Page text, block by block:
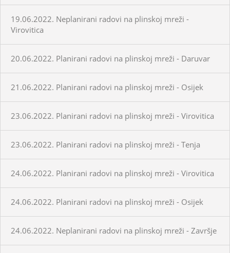
19.06.2022. Neplanirani radovi na plinskoj mreži -
Virovitica
20.06.2022. Planirani radovi na plinskoj mreži - Daruvar
21.06.2022. Planirani radovi na plinskoj mreži - Osijek
23.06.2022. Planirani radovi na plinskoj mreži - Virovitica
23.06.2022. Planirani radovi na plinskoj mreži - Tenja
24.06.2022. Planirani radovi na plinskoj mreži - Virovitica
24.06.2022. Planirani radovi na plinskoj mreži - Osijek
24.06.2022. Neplanirani radovi na plinskoj mreži - Završje